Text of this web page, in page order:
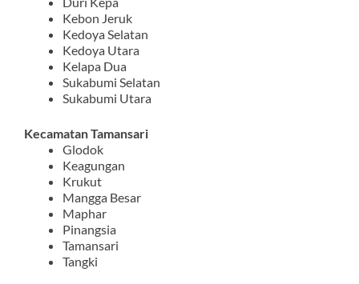
Kebon Jeruk
Kedoya Selatan
Kedoya Utara
Kelapa Dua
Sukabumi Selatan
Sukabumi Utara
Kecamatan Tamansari
Glodok
Keagungan
Krukut
Mangga Besar
Maphar
Pinangsia
Tamansari
Tangki